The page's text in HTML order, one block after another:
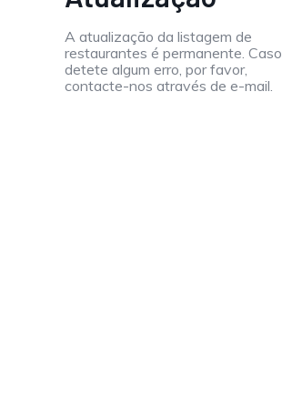
A atualização da listagem de
restaurantes é permanente. Caso
detete algum erro, por favor,
contacte-nos através de e-mail.